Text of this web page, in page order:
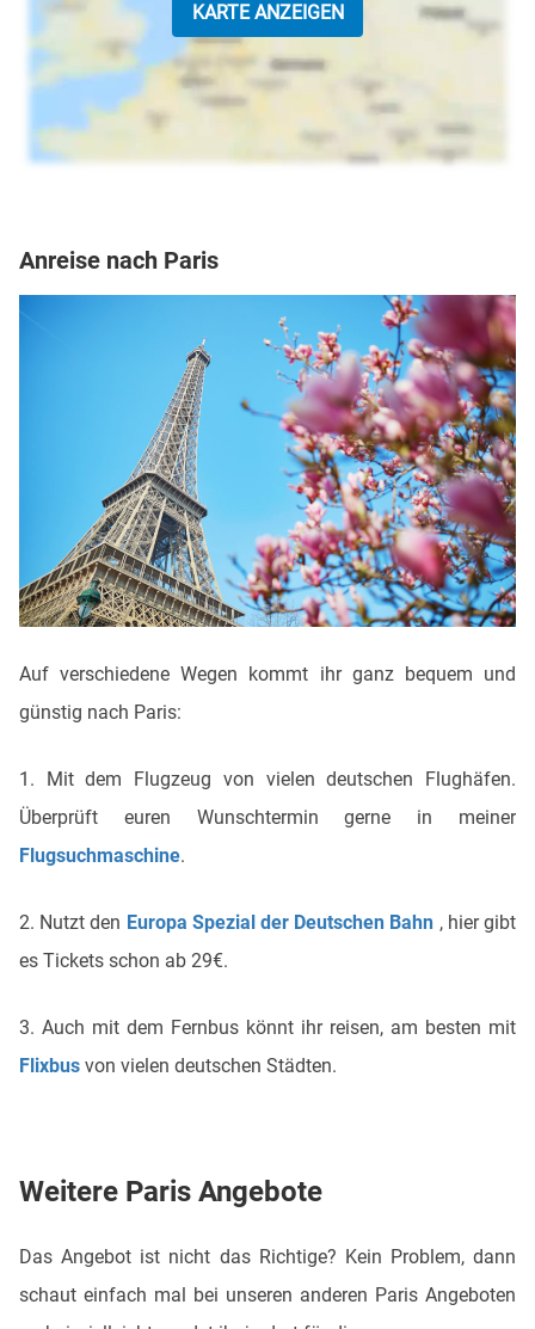
KARTE ANZEIGEN
Anreise nach Paris
Auf verschiedene Wegen kommt ihr ganz bequem und
günstig nach Paris:
1. Mit dem Flugzeug von vielen deutschen Flughäfen.
Überprüft euren Wunschtermin gerne in meiner
Flugsuchmaschine.
2. Nutzt den Europa Spezial der Deutschen Bahn , hier gibt
es Tickets schon ab 29€.
3. Auch mit dem Fernbus könnt ihr reisen, am besten mit
Flixbus von vielen deutschen Städten.
Weitere Paris Angebote
Das Angebot ist nicht das Richtige? Kein Problem, dann
schaut einfach mal bei unseren anderen Paris Angeboten